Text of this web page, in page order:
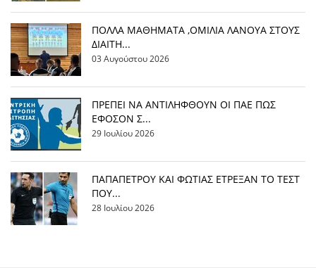
ΠΟΛΛΑ ΜΑΘΗΜΑΤΑ ,ΟΜΙΛΙΑ ΛΑΝΟΥΑ ΣΤΟΥΣ
ΔΙΑΙΤΗ...
03 Αυγούστου 2026
ΠΡΕΠΕΙ ΝΑ ΑΝΤΙΛΗΦΘΟΥΝ ΟΙ ΠΑΕ ΠΩΣ
ΕΦΟΣΟΝ Σ...
29 Ιουλίου 2026
ΠΑΠΑΠΕΤΡΟΥ ΚΑΙ ΦΩΤΙΑΣ ΕΤΡΕΞΑΝ ΤΟ ΤΕΣΤ
ΠΟΥ...
28 Ιουλίου 2026